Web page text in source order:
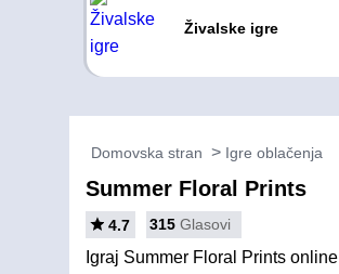
Živalske igre
Domovska stran Igre oblačenja
Summer Floral Prints
4.7 315 Glasovi
Igraj Summer Floral Prints online